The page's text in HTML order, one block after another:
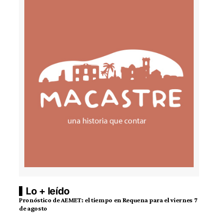
Lo + leído
Pronóstico de AEMET: el tiempo en Requena para el viernes 7
de agosto